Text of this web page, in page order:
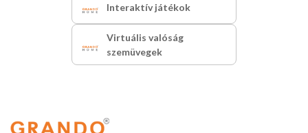
Interaktív játékok
Virtuális valóság
szemüvegek